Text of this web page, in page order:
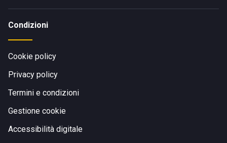
Condizioni
Cookie policy
Privacy policy
Termini e condizioni
Gestione cookie
Accessibilità digitale